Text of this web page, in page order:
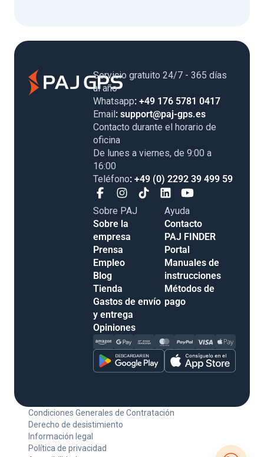
Servicio gratuito 24/7 - 365 días
al año
Whatsapp: +49 176 5781 0417
Email: support@paj-gps.es
Contacto durante el horario de
oficina
De lunes a viernes, de 9:00 a
16:00
Teléfono: +49 (0) 2292 39 499 59
Sobre PAJ
Sobre la
empresa
Prensa
Empleo
Blog
Tienda
Gastos de envío
y entrega
Opiniones
Ayuda
Contacto
PAJ FINDER
Portal
Manuales de
instrucciones
Métodos de
pago
Condiciones Generales de Contratación
Derecho de desistimiento
Información legal
Política de privacidad